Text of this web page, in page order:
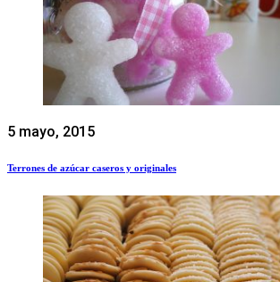
5 mayo, 2015
Terrones de azúcar caseros y originales